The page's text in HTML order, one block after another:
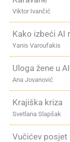
Viktor Ivančić
Kako izbeći AI
Yanis Varoufakis
Uloga žene u
Ana Jovanović
Krajiška kriza
Svetlana Slapšak
Vučićev posjet